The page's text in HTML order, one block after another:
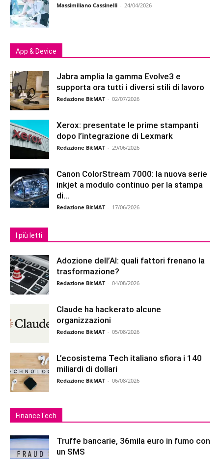
Massimiliano Cassinelli - 24/04/2026
App & Device
Jabra amplia la gamma Evolve3 e
supporta ora tutti i diversi stili di lavoro
Redazione BitMAT - 02/07/2026
Xerox: presentate le prime stampanti
dopo l’integrazione di Lexmark
Redazione BitMAT - 29/06/2026
Canon ColorStream 7000: la nuova serie
inkjet a modulo continuo per la stampa
di...
Redazione BitMAT - 17/06/2026
I più letti
Adozione dell’AI: quali fattori frenano la
trasformazione?
Redazione BitMAT - 04/08/2026
Claude ha hackerato alcune
organizzazioni
Redazione BitMAT - 05/08/2026
L’ecosistema Tech italiano sfiora i 140
miliardi di dollari
Redazione BitMAT - 06/08/2026
FinanceTech
Truffe bancarie, 36mila euro in fumo con
un SMS